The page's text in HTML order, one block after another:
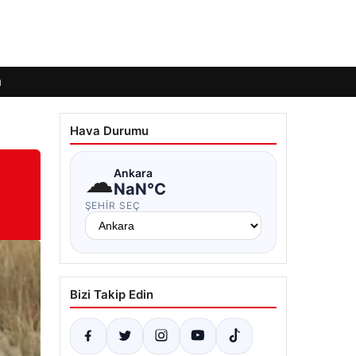
Hava Durumu
☁Ankara
NaN°C
ŞEHIR SEÇ
Bizi Takip Edin